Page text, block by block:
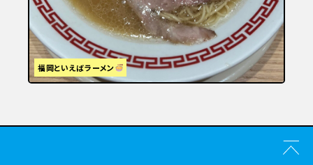
福岡といえばラーメン